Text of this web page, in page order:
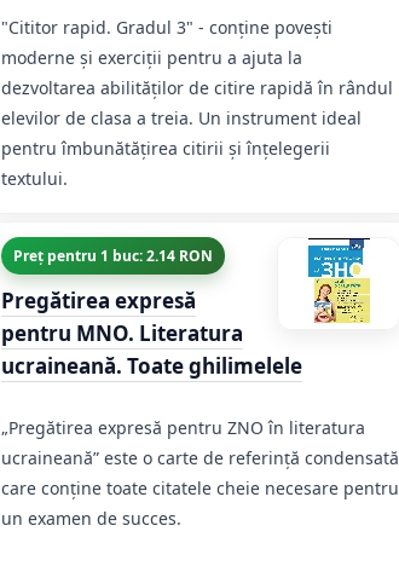
"Cititor rapid. Gradul 3" - conține povești
moderne și exerciții pentru a ajuta la
dezvoltarea abilităților de citire rapidă în rândul
elevilor de clasa a treia. Un instrument ideal
pentru îmbunătățirea citirii și înțelegerii
textului.
Preț pentru 1 buc: 2.14 RON
Pregătirea expresă
pentru MNO. Literatura
ucraineană. Toate ghilimelele
„Pregătirea expresă pentru ZNO în literatura
ucraineană” este o carte de referință condensată
care conține toate citatele cheie necesare pentru
un examen de succes.